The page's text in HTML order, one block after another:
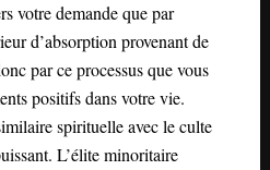
votre demande que par
d’absorption provenant de
par ce processus que vous
positifs dans votre vie.
spirituelle avec le culte
L’élite minoritaire